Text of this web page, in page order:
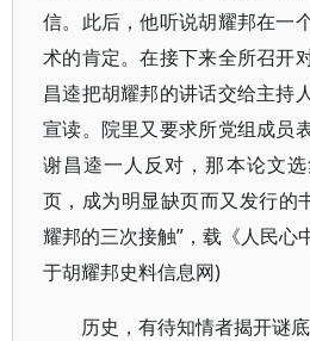
信。此后，他听说胡耀邦在一
术的肯定。在接下来全所召开
昌逵把胡耀邦的讲话交给主持
宣读。院里又要求所党组成员
谢昌逵一人反对，那本论文
页，成为明显缺页而又发行的
耀邦的三次接触”，载《人民心
于胡耀邦史料信息网)
历史，有待知情者揭开谜底